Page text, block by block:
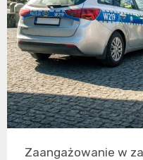
Zaangażowanie w